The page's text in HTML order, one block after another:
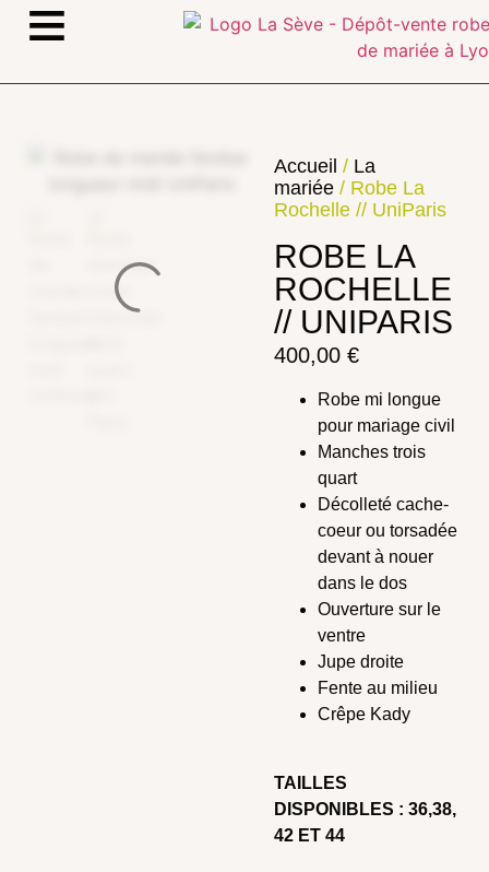
≡
Accueil / La
mariée/ Robe La
Rochelle // UniParis
ROBE LA
ROCHELLE
// UNIPARIS
400,00 €
Robe mi longue
pour mariage civil
Manches trois
quart
Décolleté cache-
coeur ou torsadée
devant à nouer
dans le dos
Ouverture sur le
ventre
Jupe droite
Fente au milieu
Crêpe Kady
TAILLES
DISPONIBLES : 36,38,
42 ET 44